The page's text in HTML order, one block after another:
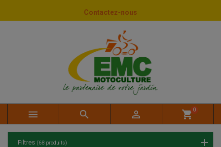
Contactez-nous
   shopping_cart0
Filtres (68 produits)